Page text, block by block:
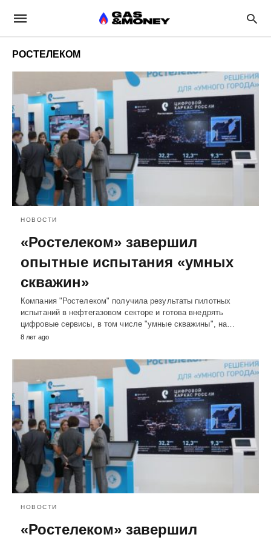
РОСТЕЛЕКОМ
НОВОСТИ
«Ростелеком» завершил
опытные испытания «умных
скважин»
Компания "Ростелеком" получила результаты пилотных
испытаний в нефтегазовом секторе и готова внедрять
цифровые сервисы, в том числе "умные скважины", на…
8 лет ago
НОВОСТИ
«Ростелеком» завершил